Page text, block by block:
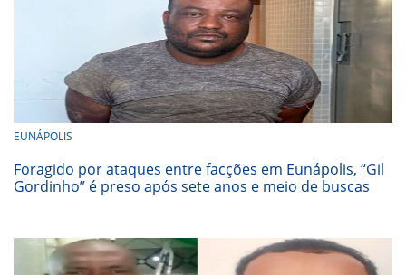
EUNÁPOLIS
Foragido por ataques entre facções em Eunápolis, “Gil
Gordinho” é preso após sete anos e meio de buscas